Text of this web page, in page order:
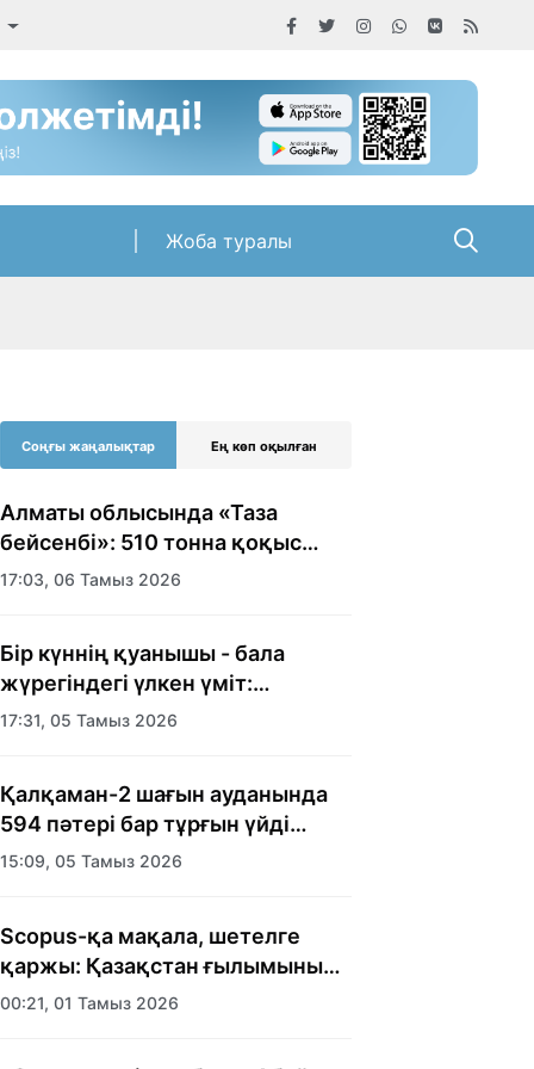
Жоба туралы
Соңғы жаңалықтар Ең көп оқылған
Алматы облысында «Таза
бейсенбі»: 510 тонна қоқыс
шығарылды
17:03, 06 Тамыз 2026
Бір күннің қуанышы - бала
жүрегіндегі үлкен үміт:
Алматыда балалар үйінің
17:31, 05 Тамыз 2026
Қалқаман-2 шағын ауданында
594 пәтері бар тұрғын үйді
салып бітті
15:09, 05 Тамыз 2026
Scopus-қа мақала, шетелге
қаржы: Қазақстан ғылымының
есебі кімге керек?
00:21, 01 Тамыз 2026